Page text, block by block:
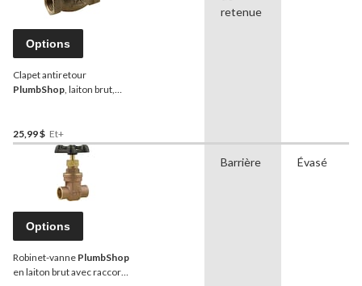
Options
Clapet antiretour
PlumbShop, laiton brut,
25,99 $ Et+
retenue
Options
Robinet-vanne PlumbShop
en laiton brut avec raccord
Barrière Évasé